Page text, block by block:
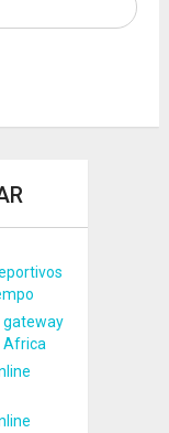
gateway
Africa